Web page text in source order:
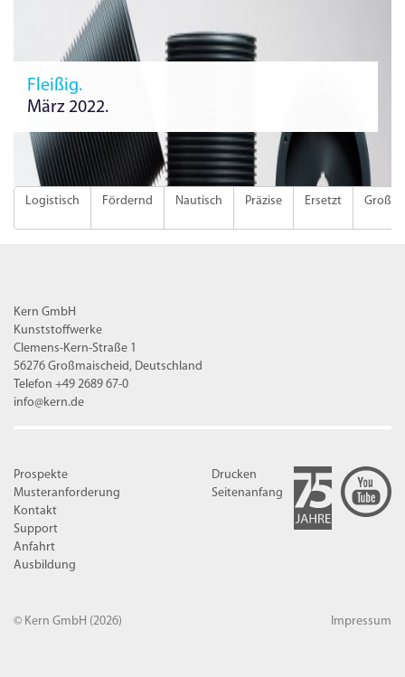
Fleißig.
März 2022.
Logistisch Fördernd Nautisch Präzise Ersetzt Groß
Kern GmbH
Kunststoffwerke
Clemens-Kern-Straße 1
56276 Großmaischeid, Deutschland
Telefon +49 2689 67-0
info@kern.de
Prospekte
Musteranforderung
Kontakt
Support
Anfahrt
Ausbildung
Drucken
Seitenanfang
© Kern GmbH (2026) Impressum